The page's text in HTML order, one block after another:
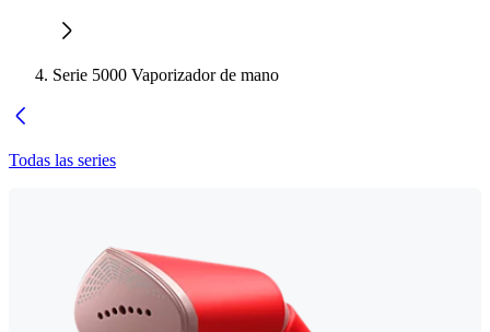
Serie 5000 Vaporizador de mano
Todas las series